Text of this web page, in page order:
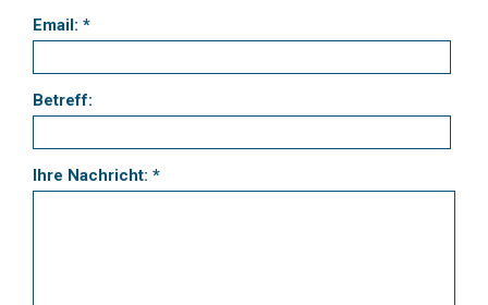
Email: *
Betreff:
Ihre Nachricht: *